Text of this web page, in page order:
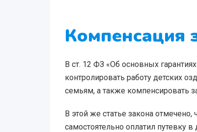
Компенсация
В ст. 12 ФЗ «Об основных
контролировать работу детских
семьям, а также компенсировать
В этой же статье закона
самостоятельно оплатил путевку в